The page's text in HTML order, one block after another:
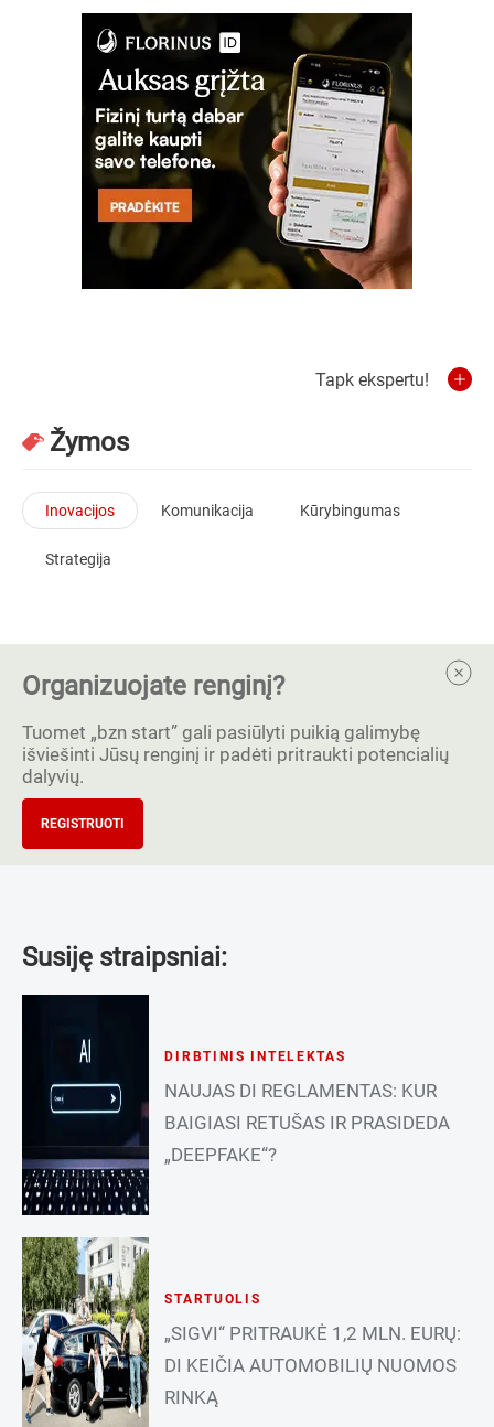
Tapk ekspertu!
Žymos
Inovacijos Komunikacija Kūrybingumas
Strategija
Organizuojate renginį?
Tuomet „bzn start” gali pasiūlyti puikią galimybę
išviešinti Jūsų renginį ir padėti pritraukti potencialių
dalyvių.
REGISTRUOTI
Susiję straipsniai:
DIRBTINIS INTELEKTAS
NAUJAS DI REGLAMENTAS: KUR
BAIGIASI RETUŠAS IR PRASIDEDA
„DEEPFAKE“?
STARTUOLIS
„SIGVI“ PRITRAUKĖ 1,2 MLN. EURŲ:
DI KEIČIA AUTOMOBILIŲ NUOMOS
RINKĄ